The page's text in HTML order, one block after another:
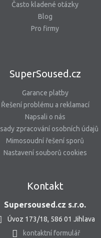
Často kladené otázky
Blog
Pro firmy
SuperSoused.cz
Garance platby
Řešení problému a reklamací
Napsali o nás
zpracování osobních údajů
Mimosoudní řešení sporů
Nastavení souborů cookies
Kontakt
Supersoused.cz s.r.o.
Úvoz 173/18, 586 01 Jihlava
kontaktní formulář